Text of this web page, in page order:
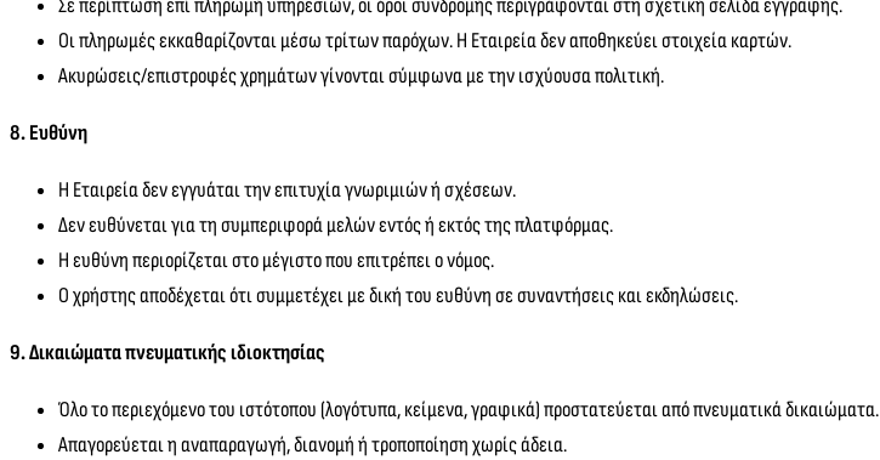
Σε περίπτωση επί πληρωμή υπηρεσιών, οι όροι συνδρομής περιγράφονται στη σχετική σελίδα εγγραφής.
Οι πληρωμές εκκαθαρίζονται μέσω τρίτων παρόχων. Η Εταιρεία δεν αποθηκεύει στοιχεία καρτών.
Ακυρώσεις/επιστροφές χρημάτων γίνονται σύμφωνα με την ισχύουσα πολιτική.
8. Ευθύνη
Η Εταιρεία δεν εγγυάται την επιτυχία γνωριμιών ή σχέσεων.
Δεν ευθύνεται για τη συμπεριφορά μελών εντός ή εκτός της πλατφόρμας.
Η ευθύνη περιορίζεται στο μέγιστο που επιτρέπει ο νόμος.
Ο χρήστης αποδέχεται ότι συμμετέχει με δική του ευθύνη σε συναντήσεις και εκδηλώσεις.
9. Δικαιώματα πνευματικής ιδιοκτησίας
Όλο το περιεχόμενο του ιστότοπου (λογότυπα, κείμενα, γραφικά) προστατεύεται από πνευματικά δικαιώματα.
Απαγορεύεται η αναπαραγωγή, διανομή ή τροποποίηση χωρίς άδεια.